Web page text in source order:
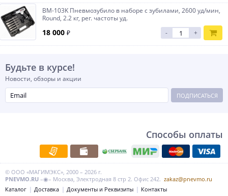
BM-103K Пневмозубило в наборе с зубилами, 2600 уд/мин,
Round, 2.2 кг, рег. частоты уд.
18 000 ₽ - +
Будьте в курсе!
Новости, обзоры и акции
ПОДПИСАТЬСЯ
Способы оплаты
© ООО «МАГИМЭКС», 2000 – 2026 г.
PNEVMO.RU –◉– Москва, Электродная 8 стр 2. Офис 242. zakaz@pnevmo.ru
Каталог
Доставка Документы и Реквизиты Контакты